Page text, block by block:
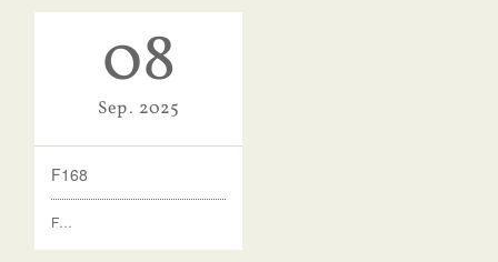
08
Sep 2025
F168
F…